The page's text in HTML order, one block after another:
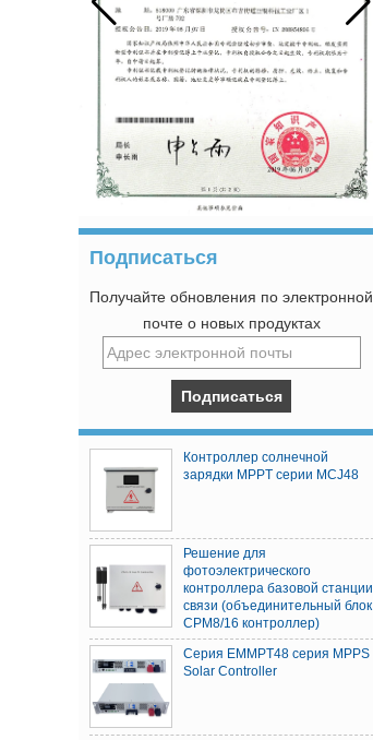
Подписаться
Получайте обновления по электронной
почте о новых продуктах
Контроллер солнечной
зарядки MPPT серии MCJ48
Решение для
фотоэлектрического
контроллера базовой станции
связи (объединительный блок
CPM8/16 контроллер)
Серия EMMPT48 серия MPPS
Solar Controller